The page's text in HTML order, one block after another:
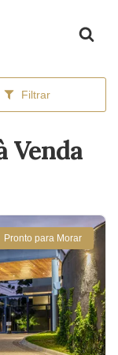
Filtrar
Venda
Pronto para Morar